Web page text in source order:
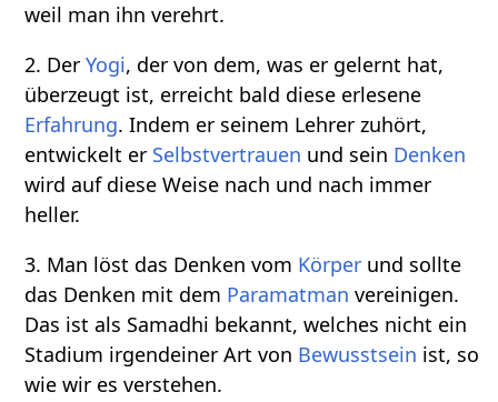
weil man ihn verehrt.
2. DerYogi, der von dem, was er gelernt hat,
überzeugt ist, erreicht bald diese erlesene
Erfahrung. Indem er seinem Lehrer zuhört,
entwickelt er Selbstvertrauen und sein Denken
wird auf diese Weise nach und nach immer
heller.
3. Man löst das Denken vom Körper und sollte
das Denken mit dem Paramatman vereinigen.
Das ist als Samadhi bekannt, welches nicht ein
Stadium irgendeiner Art von Bewusstsein ist, so
wie wir es verstehen.